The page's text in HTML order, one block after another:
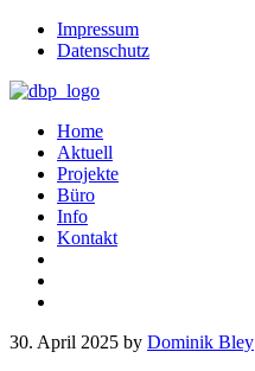
Impressum
Datenschutz
Home
Aktuell
Projekte
Büro
Info
Kontakt
30. April 2025 by Dominik Bley